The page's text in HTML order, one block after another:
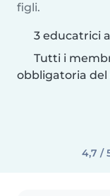
figli.
3 educatrici
Tutti i
obbligatoria
4,7 /